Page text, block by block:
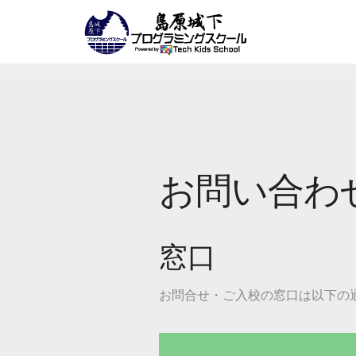
お問い合わ
窓口
お問合せ・ご入校の窓口は以下の